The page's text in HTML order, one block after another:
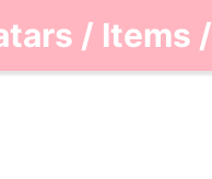
/ Items /